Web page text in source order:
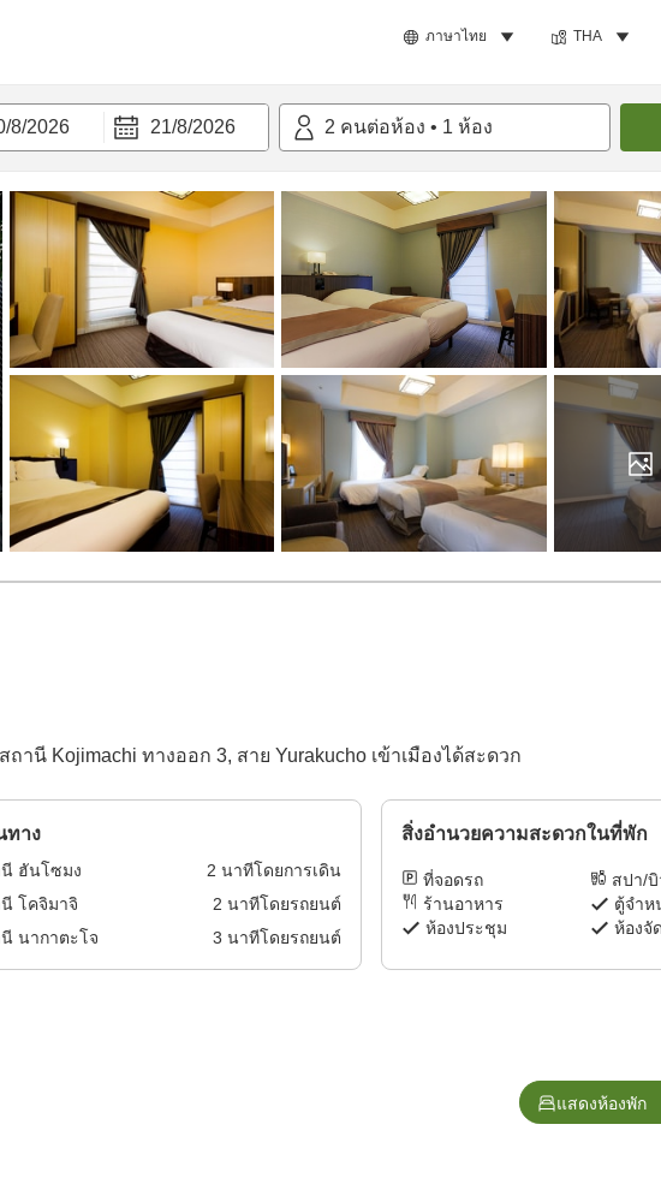
ภาษาไทย THA
8/2026 21/8/2026 2 คนต่อห้อง • 1 ห้อง
านี Kojimachi ทางออก 3, สาย Yurakucho เข้าเมืองได้สะดวก
ทาง
ฮันโซมง 2 นาทีโดยการเดิน
โคจิมาจิ
2 นาทีโดยรถยนต์
นากาตะโจ
3 นาทีโดยรถยนต์
สิ่งอำนวยความสะดวกในที่พัก
ที่จอดรถ
สปา/
ร้านอาหาร
ตู้จำห
ห้องประชุม
ห้องจั
แสดงห้องพัก